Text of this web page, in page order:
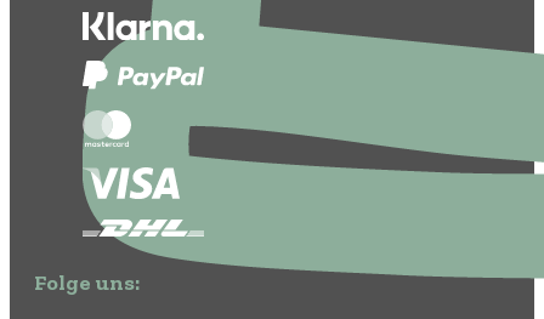
Folge uns: